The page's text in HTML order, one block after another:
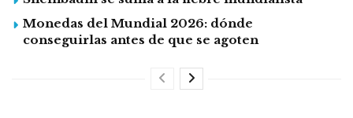
Monedas del Mundial 2026: dónde
conseguirlas antes de que se agoten